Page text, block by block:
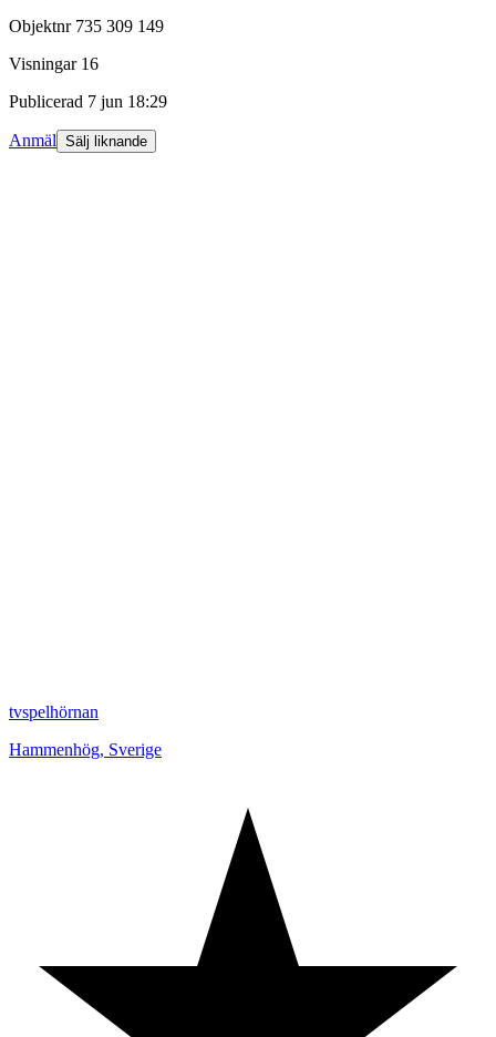
Objektnr 735 309 149
Visningar 16
Publicerad 7 jun 18:29
Anmäl Sälj liknande
tvspelhörnan
Hammenhög, Sverige